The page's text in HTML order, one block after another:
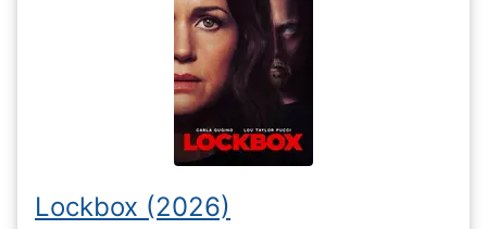
Lockbox (2026)